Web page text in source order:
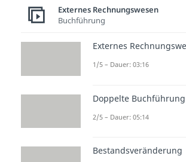
Wichtige Inhalte in
(00:13)
wichtiger
Externes Rechnungswesen
Buchführung
Externes
1/5 – Dauer: 03:16
Doppelte Buchführung
2/5 – Dauer: 05:14
Bestandsveränderung